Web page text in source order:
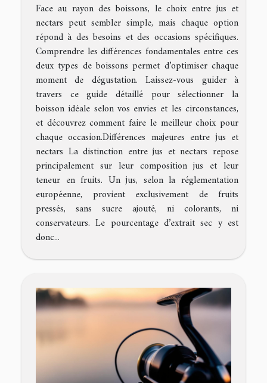
Face au rayon des boissons, le choix entre jus et
nectars peut sembler simple, mais chaque option
répond à des besoins et des occasions spécifiques.
Comprendre les différences fondamentales entre ces
deux types de boissons permet d’optimiser chaque
moment de dégustation. Laissez-vous guider à
travers ce guide détaillé pour sélectionner la
boisson idéale selon vos envies et les circonstances,
et découvrez comment faire le meilleur choix pour
chaque occasion.Différences majeures entre jus et
nectars La distinction entre jus et nectars repose
principalement sur leur composition jus et leur
teneur en fruits. Un jus, selon la réglementation
européenne, provient exclusivement de fruits
pressés, sans sucre ajouté, ni colorants, ni
conservateurs. Le pourcentage d’extrait sec y est
donc...